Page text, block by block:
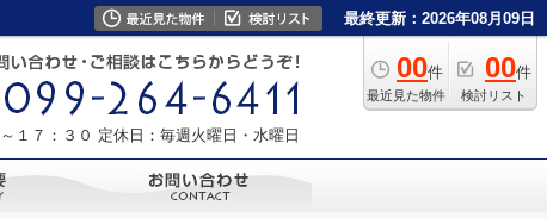
最終更新：2026年08月09日
00件
最近見た物件
00件
検討リスト
１７：３０ 定休日：毎週火曜日・水曜日